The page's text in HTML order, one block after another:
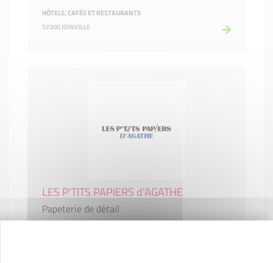
HÔTELS, CAFÉS ET RESTAURANTS
52300 JOINVILLE
LES P'TITS PAPIERS d'AGATHE
Papeterie de détail